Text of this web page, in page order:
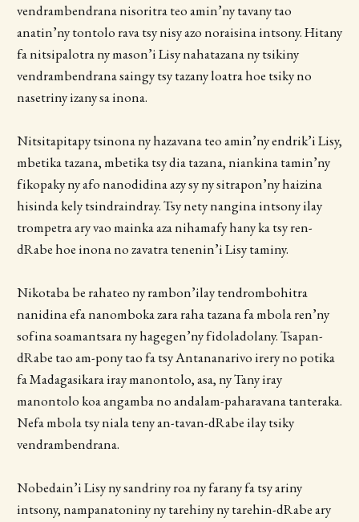
vendrambendrana nisoritra teo amin’ny tavany tao
anatin’ny tontolo rava tsy nisy azo noraisina intsony. Hitany
fa nitsipalotra ny mason’i Lisy nahatazana ny tsikiny
vendrambendrana saingy tsy tazany loatra hoe tsiky no
nasetriny izany sa inona.
Nitsitapitapy tsinona ny hazavana teo amin’ny endrik’i Lisy,
mbetika tazana, mbetika tsy dia tazana, niankina tamin’ny
fikopaky ny afo nanodidina azy sy ny sitrapon’ny haizina
hisinda kely tsindraindray. Tsy nety nangina intsony ilay
trompetra ary vao mainka aza nihamafy hany ka tsy ren-
dRabe hoe inona no zavatra tenenin’i Lisy taminy.
Nikotaba be rahateo ny rambon’ilay tendrombohitra
nanidina efa nanomboka zara raha tazana fa mbola ren’ny
sofina soamantsara ny hagegen’ny fidoladolany. Tsapan-
dRabe tao am-pony tao fa tsy Antananarivo irery no potika
fa Madagasikara iray manontolo, asa, ny Tany iray
manontolo koa angamba no andalam-paharavana tanteraka.
Nefa mbola tsy niala teny an-tavan-dRabe ilay tsiky
vendrambendrana.
Nobedain’i Lisy ny sandriny roa ny farany fa tsy ariny
intsony, nampanatoniny ny tarehiny ny tarehin-dRabe ary